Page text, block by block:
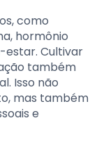
como
hormônio
estar. Cultivar
também
Isso não
mas também
e